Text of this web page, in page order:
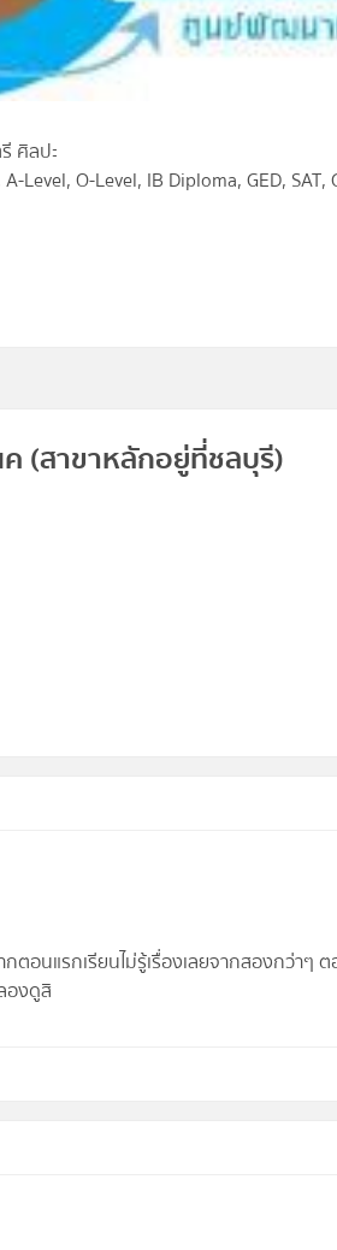
ศิลปะ
Level, O-Level, IB Diploma, GED, SAT,
ค (สาขาหลักอยู่ที่ชลบุรี)
กตอนแรกเรียนไม่รู้เรื่องเลยจากสองกว่า
องดูสิ